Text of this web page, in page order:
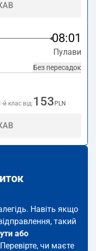
08:01
Пулави
Без пересадок
й клас від: 153 PLN
Навіть якщо
такий
або
чи маєте